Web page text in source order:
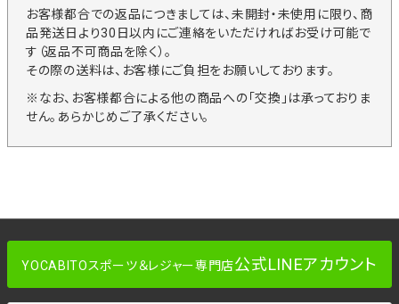
お客様都合での返品につきましては、未開封・未使用に限り、商
品発送日より30日以内にご連絡をいただければお受け可能で
す（返品不可商品を除く）。
その際の送料は、お客様にご負担をお願いしております。
※なお、お客様都合による他の商品への「交換」は承っておりま
せん。あらかじめご了承ください。
YOCABITOスポーツ＆レジャー専門店公式LINEアカウント